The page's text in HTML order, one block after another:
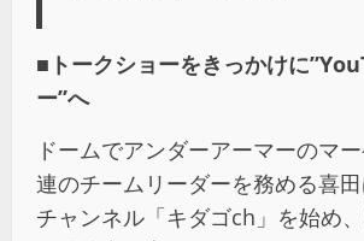
■トークショーをきっかけに
ー”へ
ドームでアンダーアーマーのマ
連のチームリーダーを務める喜
チャンネル「キダゴch」を始め